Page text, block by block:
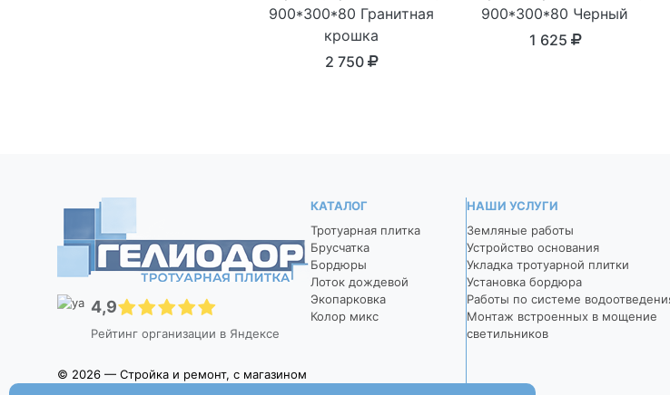
900*300*80 Гранитная
крошка
2 750
900*300*80 Черный
1 625
4,9
Рейтинг организации в Яндексе
© 2026 — Стройка и ремонт, с магазином
КАТАЛОГ
Тротуарная плитка
Брусчатка
Бордюры
Лоток дождевой
Экопарковка
Колор микс
НАШИ УСЛУГИ
Земляные работы
Устройство основания
Укладка тротуарной плитки
Установка бордюра
Работы по системе
Монтаж встроенных в мощение
светильников